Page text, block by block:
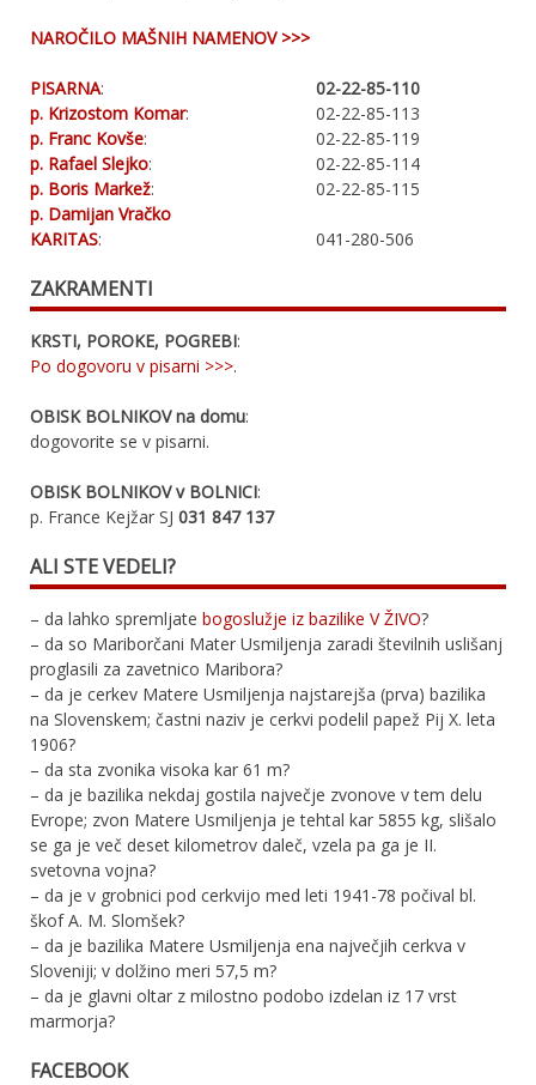
NAROČILO MAŠNIH NAMENOV >>>
PISARNA:
02-22-85-110
p. Krizostom Komar:
02-22-85-113
p. Franc Kovše:
02-22-85-119
p. Rafael Slejko:
02-22-85-114
p. Boris Markež:
02-22-85-115
p. Damijan Vračko
KARITAS: 041-280-506
ZAKRAMENTI
KRSTI, POROKE, POGREBI:
Po dogovoru v pisarni >>>.
OBISK BOLNIKOV na domu:
dogovorite se v pisarni.
OBISK BOLNIKOV v BOLNICI:
p. France Kejžar SJ 031 847 137
ALI STE VEDELI?
– da lahko spremljate bogoslužje iz bazilike V ŽIVO?
– da so Mariborčani Mater Usmiljenja zaradi številnih uslišanj
proglasili za zavetnico Maribora?
– da je cerkev Matere Usmiljenja najstarejša (prva) bazilika
na Slovenskem; častni naziv je cerkvi podelil papež Pij X. leta
1906?
– da sta zvonika visoka kar 61 m?
– da je bazilika nekdaj gostila največje zvonove v tem delu
Evrope; zvon Matere Usmiljenja je tehtal kar 5855 kg, slišalo
se ga je več deset kilometrov daleč, vzela pa ga je II.
svetovna vojna?
– da je v grobnici pod cerkvijo med leti 1941-78 počival bl.
škof A. M. Slomšek?
– da je bazilika Matere Usmiljenja ena največjih cerkva v
Sloveniji; v dolžino meri 57,5 m?
– da je glavni oltar z milostno podobo izdelan iz 17 vrst
marmorja?
FACEBOOK